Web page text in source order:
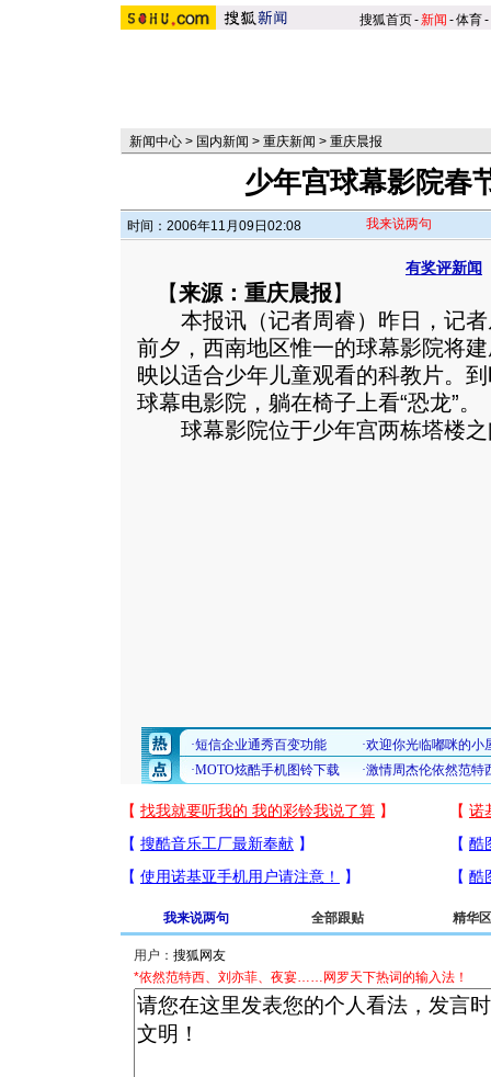
搜狐首页-新闻 -体育-
新闻中心 > 国内新闻 > 重庆新闻 > 重庆晨报
少年宫球幕影院春
时间：2006年11月09日02:08 我来说两句
有奖评新闻
【来源：重庆晨报】
本报讯（记者周睿）昨日，记者
前夕，西南地区惟一的球幕影院将
映以适合少年儿童观看的科教片。
球幕电影院，躺在椅子上看“恐龙”。
球幕影院位于少年宫两栋塔楼之
我来说两句 全部跟贴 精华区
用户：
*依然范特西、刘亦菲、夜宴……网罗天下热词的输入法！